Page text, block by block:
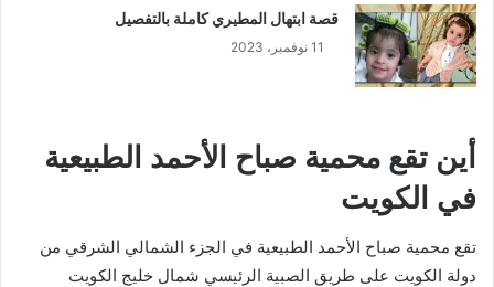
قصة ابتهال المطيري كاملة بالتفصيل
11 نوفمبر، 2023
أين تقع محمية صباح الأحمد الطبيعية
في الكويت
تقع محمية صباح الأحمد الطبيعية في الجزء الشمالي الشرقي من
دولة الكويت على طريق الصبية الرئيسي شمال خليج الكويت